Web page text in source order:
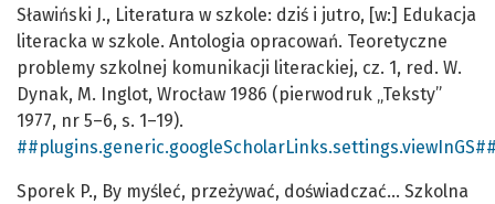
Sławiński J., Literatura w szkole: dziś i jutro, [w:] Edukacja
literacka w szkole. Antologia opracowań. Teoretyczne
problemy szkolnej komunikacji literackiej, cz. 1, red. W.
Dynak, M. Inglot, Wrocław 1986 (pierwodruk „Teksty”
1977, nr 5–6, s. 1–19).
Sporek P., By myśleć, przeżywać, doświadczać… Szkolna